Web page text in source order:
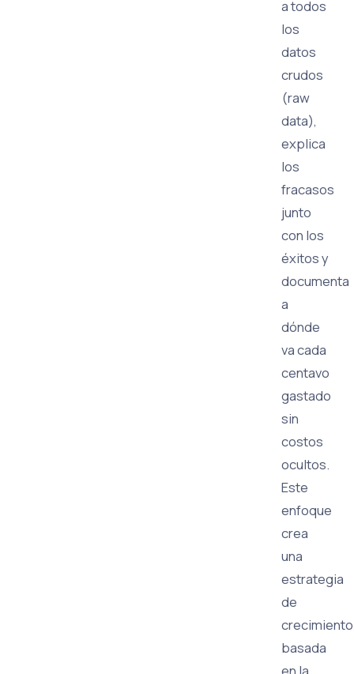
a todos
los
datos
crudos
(raw
data),
explica
los
fracasos
junto
con los
éxitos y
documenta
a
dónde
va cada
centavo
gastado
sin
costos
ocultos.
Este
enfoque
crea
una
estrategia
de
crecimiento
basada